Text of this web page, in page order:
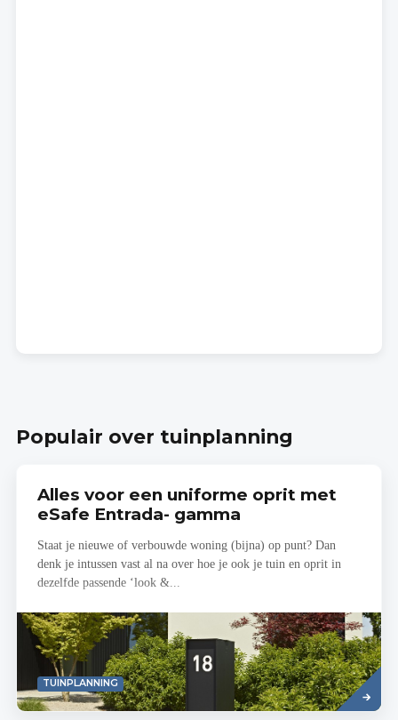
Populair over tuinplanning
Alles voor een uniforme oprit met
eSafe Entrada- gamma
Staat je nieuwe of verbouwde woning (bijna) op punt? Dan
denk je intussen vast al na over hoe je ook je tuin en oprit in
dezelfde passende ‘look &...
TUINPLANNING
Read
more